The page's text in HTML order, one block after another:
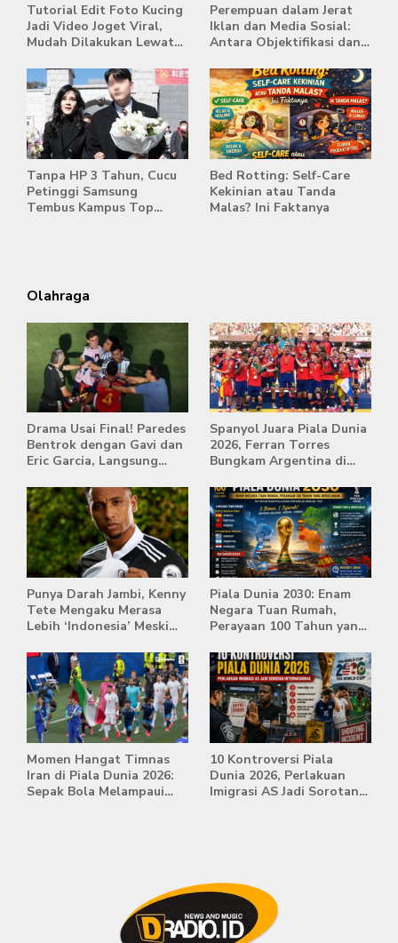
Tutorial Edit Foto Kucing
Jadi Video Joget Viral,
Mudah Dilakukan Lewat
Perempuan dalam Jerat
Iklan dan Media Sosial:
Antara Objektifikasi dan
Tanpa HP 3 Tahun, Cucu
Petinggi Samsung
Tembus Kampus Top
Bed Rotting: Self-Care
Kekinian atau Tanda
Malas? Ini Faktanya
Olahraga
Drama Usai Final! Paredes
Bentrok dengan Gavi dan
Eric Garcia, Langsung
Spanyol Juara Piala Dunia
2026, Ferran Torres
Bungkam Argentina di
Punya Darah Jambi, Kenny
Tete Mengaku Merasa
Lebih ‘Indonesia’ Meski
Piala Dunia 2030: Enam
Negara Tuan Rumah,
Perayaan 100 Tahun yang
Momen Hangat Timnas
Iran di Piala Dunia 2026:
Sepak Bola Melampaui
10 Kontroversi Piala
Dunia 2026, Perlakuan
Imigrasi AS Jadi Sorotan